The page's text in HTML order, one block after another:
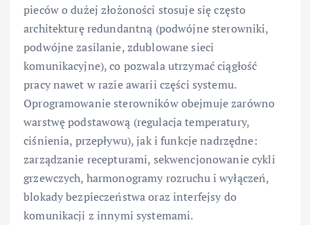
pieców o dużej złożoności stosuje się często
architekturę redundantną (podwójne sterowniki,
podwójne zasilanie, zdublowane sieci
komunikacyjne), co pozwala utrzymać ciągłość
pracy nawet w razie awarii części systemu.
Oprogramowanie sterowników obejmuje zarówno
warstwę podstawową (regulacja temperatury,
ciśnienia, przepływu), jak i funkcje nadrzędne:
zarządzanie recepturami, sekwencjonowanie cykli
grzewczych, harmonogramy rozruchu i wyłączeń,
blokady bezpieczeństwa oraz interfejsy do
komunikacji z innymi systemami.